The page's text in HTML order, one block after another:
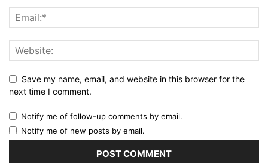
Save my name, email, and website in this browser for the
next time I comment.
Notify me of follow-up comments by email.
Notify me of new posts by email.